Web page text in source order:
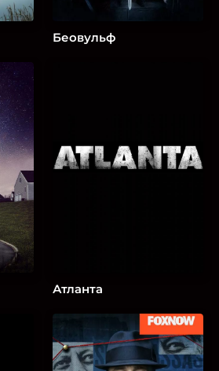
Беовульф
Атланта